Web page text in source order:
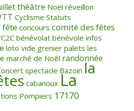
théâtre Noël réveillon
Cyclisme Statuts
fête concours comité des fêtes
bénévolat bénévole infos
loto vide grenier palets les
marché de Noêl randonnée
spectacle Bazoin la
cabanoux La
Pompiers 17170